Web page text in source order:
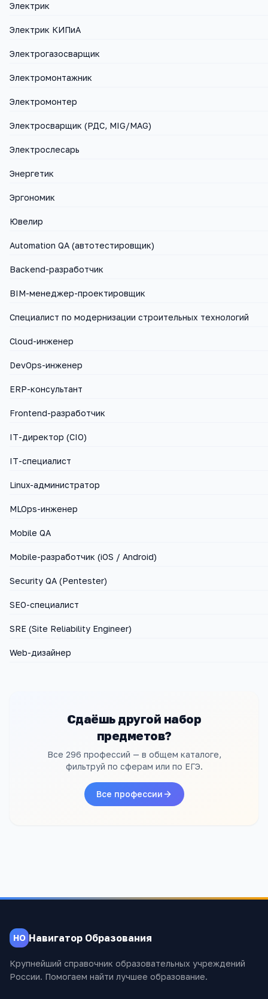
Электрик
Электрик КИПиА
Электрогазосварщик
Электромонтажник
Электромонтер
Электросварщик (РДС, MIG/MAG)
Электрослесарь
Энергетик
Эргономик
Ювелир
Automation QA (автотестировщик)
Backend-разработчик
BIM-менеджер-проектировщик
Cпециалист по модернизации строительных технологий
Cloud-инженер
DevOps-инженер
ERP-консультант
Frontend-разработчик
IT-директор (CIO)
IT-специалист
Linux-администратор
MLOps-инженер
Mobile QA
Mobile-разработчик (iOS / Android)
Security QA (Pentester)
SEO-специалист
SRE (Site Reliability Engineer)
Web-дизайнер
Сдаёшь другой набор
предметов?
Все 296 профессий — в общем каталоге,
фильтруй по сферам или по ЕГЭ.
Все профессии
НО Навигатор Образования
Крупнейший справочник образовательных учреждений
России. Помогаем найти лучшее образование.